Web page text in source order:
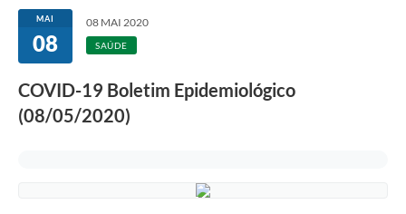
Transparência
Galeria de Fotos
Ouvidoria
MAI
08
08 MAI 2020
SAÚDE
COVID-19 Boletim Epidemiológico
(08/05/2020)